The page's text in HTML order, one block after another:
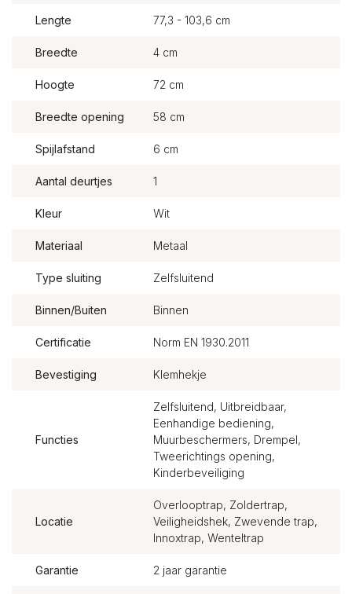
Lengte 77,3 - 103,6 cm
Breedte 4 cm
Hoogte 72 cm
Breedte opening 58 cm
Spijlafstand 6 cm
Aantal deurtjes 1
Kleur Wit
Materiaal Metaal
Type sluiting Zelfsluitend
Binnen/Buiten Binnen
Certificatie Norm EN 1930.2011
Bevestiging Klemhekje
Functies
Zelfsluitend, Uitbreidbaar,
Eenhandige bediening,
Muurbeschermers, Drempel,
Tweerichtings opening,
Kinderbeveiliging
Locatie
Overlooptrap, Zoldertrap,
Veiligheidshek, Zwevende trap,
Innoxtrap, Wenteltrap
Garantie 2 jaar garantie